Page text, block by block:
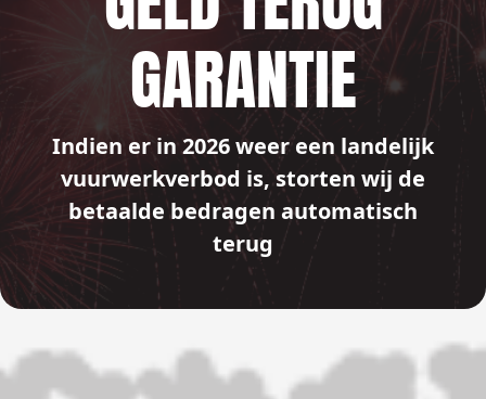
GARANTIE
Indien er in 2026 weer een landelijk
vuurwerkverbod is, storten wij de
betaalde bedragen automatisch
terug